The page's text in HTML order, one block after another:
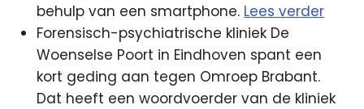
behulp van een smartphone. Lees verder
Forensisch-psychiatrische kliniek De
Woenselse Poort in Eindhoven spant een
kort geding aan tegen Omroep Brabant.
Dat heeft een woordvoerder van de kliniek